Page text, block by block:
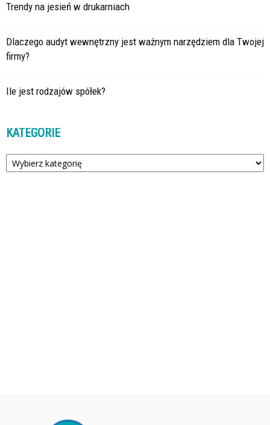
Trendy na jesień w drukarniach
Dlaczego audyt wewnętrzny jest ważnym narzędziem dla Twojej
firmy?
Ile jest rodzajów spółek?
KATEGORIE
Kategorie